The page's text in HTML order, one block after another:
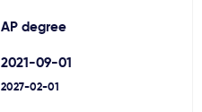
AP degree
2021-09-01
2027-02-01